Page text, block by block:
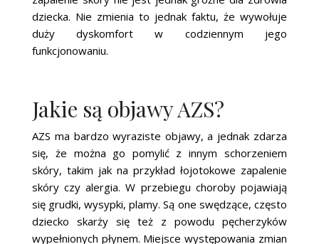
dziecka. Nie zmienia to jednak faktu, że wywołuje
duży dyskomfort w codziennym jego
funkcjonowaniu.
Jakie są objawy AZS?
AZS ma bardzo wyraziste objawy, a jednak zdarza
się, że można go pomylić z innym schorzeniem
skóry, takim jak na przykład łojotokowe zapalenie
skóry czy alergia. W przebiegu choroby pojawiają
się grudki, wysypki, plamy. Są one swędzące, często
dziecko skarży się też z powodu pęcherzyków
wypełnionych płynem. Miejsce występowania zmian